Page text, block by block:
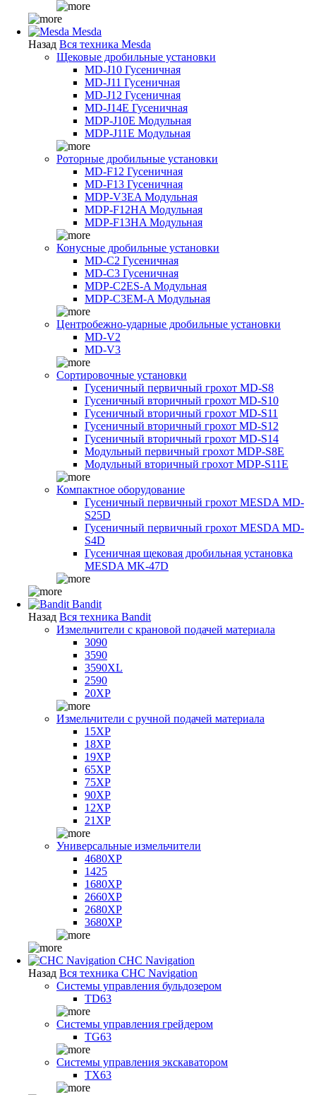
Mesda
Назад Вся техника Mesda
Щековые дробильные установки
MD-J10 Гусеничная
MD-J11 Гусеничная
MD-J12 Гусеничная
MD-J14E Гусеничная
MDP-J10E Модульная
MDP-J11E Модульная
Роторные дробильные установки
MD-F12 Гусеничная
MD-F13 Гусеничная
MDP-V3EA Модульная
MDP-F12HA Модульная
MDP-F13HA Модульная
Конусные дробильные установки
MD-C2 Гусеничная
MD-C3 Гусеничная
MDP-C2ES-A Модульная
MDP-C3EM-A Модульная
Центробежно-ударные дробильные установки
MD-V2
MD-V3
Сортировочные установки
Гусеничный первичный грохот MD-S8
Гусеничный вторичный грохот MD-S10
Гусеничный вторичный грохот MD-S11
Гусеничный вторичный грохот MD-S12
Гусеничный вторичный грохот MD-S14
Модульный первичный грохот MDP-S8E
Модульный вторичный грохот MDP-S11E
Компактное оборудование
Гусеничный первичный грохот MESDA MD-
S25D
Гусеничный первичный грохот MESDA MD-
S4D
Гусеничная щековая дробильная установка
MESDA MK-47D
Bandit
Назад Вся техника Bandit
Измельчители с крановой подачей материала
3090
3590
3590XL
2590
20XP
Измельчители с ручной подачей материала
15XP
18XP
19XP
65XP
75XP
90XP
12XP
21XP
Универсальные измельчители
4680XP
1425
1680XP
2660XP
2680XP
3680XP
CHC Navigation
Назад Вся техника CHC Navigation
Системы управления бульдозером
TD63
Системы управления грейдером
TG63
Системы управления экскаватором
TX63